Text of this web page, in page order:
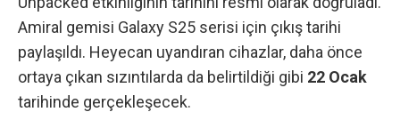
Amiral gemisi Galaxy S25 serisi için çıkış tarihi
paylaşıldı. Heyecan uyandıran cihazlar, daha önce
ortaya çıkan sızıntılarda da belirtildiği gibi 22 Ocak
tarihinde gerçekleşecek.